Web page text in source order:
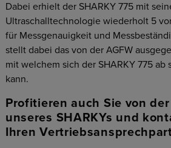
Dabei erhielt der SHARKY 775 mit
Ultraschalltechnologie wiederholt 5
für Messgenauigkeit und
stellt dabei das von der AGFW
mit welchem sich der SHARKY 775 ab
kann.
Profitieren auch Sie von
unseres SHARKYs und
Ihren